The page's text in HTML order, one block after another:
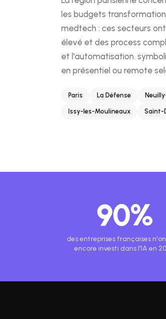
les budgets
medtech : ces secteurs
élevé et des process
et l'automatisation.
en présentiel ou remote
Paris La Défense
Issy-les-Moulineaux Saint-
90%
des entreprises françaises
encore investi dans l'IA en